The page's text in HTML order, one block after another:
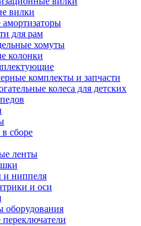
вилки
амортизаторы
для рам
хомуты
колонки
комплекты и запчасти
колеса для детских
сборе
ленты
ниппеля
и оси
оборудования
переключатели